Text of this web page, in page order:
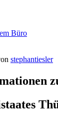
Büro
stephantiesler